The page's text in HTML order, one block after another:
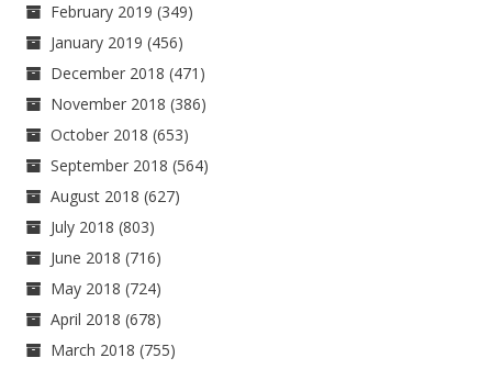
February 2019 (349)
January 2019 (456)
December 2018 (471)
November 2018 (386)
October 2018 (653)
September 2018 (564)
August 2018 (627)
July 2018 (803)
June 2018 (716)
May 2018 (724)
April 2018 (678)
March 2018 (755)